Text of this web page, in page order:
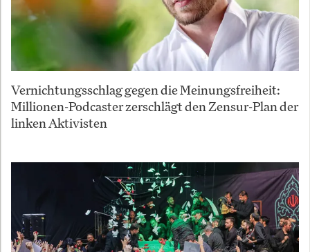
Vernichtungsschlag gegen die Meinungsfreiheit:
Millionen-Podcaster zerschlägt den Zensur-Plan der
linken Aktivisten